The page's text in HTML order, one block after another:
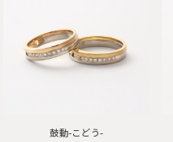
鼓動-こどう-